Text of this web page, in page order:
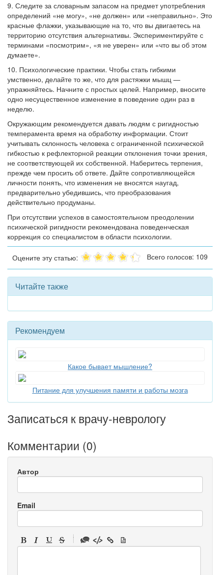
9. Следите за словарным запасом на предмет употребления
определений «не могу», «не должен» или «неправильно». Это
красные флажки, указывающие на то, что вы двигаетесь на
территорию отсутствия альтернативы. Экспериментируйте с
терминами «посмотрим», «я не уверен» или «что вы об этом
думаете».
10. Психологические практики. Чтобы стать гибкими
умственно, делайте то же, что для растяжки мышц —
упражняйтесь. Начните с простых целей. Например, вносите
одно несущественное изменение в поведение один раз в
неделю.
Окружающим рекомендуется давать людям с ригидностью
темперамента время на обработку информации. Стоит
учитывать склонность человека с ограниченной психической
гибкостью к рефлекторной реакции отклонения точки зрения,
не соответствующей их собственной. Наберитесь терпения,
прежде чем просить об ответе. Дайте сопротивляющейся
личности понять, что изменения не вносятся наугад,
предварительно убедившись, что преобразования
действительно продуманы.
При отсутствии успехов в самостоятельном преодолении
психической ригидности рекомендована поведенческая
коррекция со специалистом в области психологии.
Оцените эту статью: Всего голосов: 109
Читайте также
Рекомендуем
Какое бывает мышление?
Питание для улучшения памяти и работы мозга
Записаться к врачу-неврологу
Комментарии (0)
Автор
Email
-
-